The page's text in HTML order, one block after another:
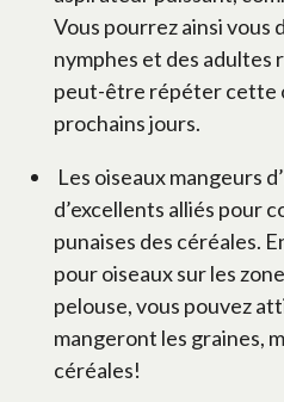
Vous pourrez ainsi vous
nymphes et des adultes
peut-être répéter cette
prochains jours.
Les oiseaux mangeurs
d’excellents alliés pour
punaises des céréales.
pour oiseaux sur les
pelouse, vous pouvez
mangeront les graines,
céréales!